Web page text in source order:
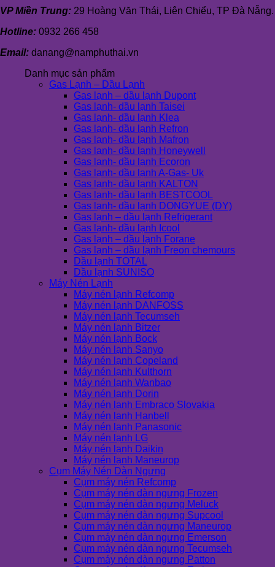
VP Miền Trung: 29 Hoàng Văn Thái, Liên Chiểu, TP Đà Nẵng.
Hotline: 0932 266 458
Email: danang@namphuthai.vn
Danh mục sản phẩm
Gas Lạnh – Dầu Lạnh
Gas lạnh – dầu lạnh Dupont
Gas lạnh- dầu lạnh Taisei
Gas lạnh- dầu lạnh Klea
Gas lạnh- dầu lạnh Refron
Gas lạnh- dầu lạnh Mafron
Gas lạnh- dầu lạnh Honeywell
Gas lạnh- dầu lạnh Ecoron
Gas lạnh- dầu lạnh A-Gas- Uk
Gas lạnh- dầu lạnh KALTON
Gas lạnh- dầu lạnh BESTCOOL
Gas lạnh- dầu lạnh DONGYUE (DY)
Gas lạnh – dầu lạnh Refrigerant
Gas lạnh- dầu lạnh Icool
Gas lạnh – dầu lạnh Forane
Gas lạnh – dầu lạnh Freon chemours
Dầu lạnh TOTAL
Dầu lạnh SUNISO
Máy Nén Lạnh
Máy nén lạnh Refcomp
Máy nén lạnh DANFOSS
Máy nén lạnh Tecumseh
Máy nén lạnh Bitzer
Máy nén lạnh Bock
Máy nén lạnh Sanyo
Máy nén lạnh Copeland
Máy nén lạnh Kulthorn
Máy nén lạnh Wanbao
Máy nén lạnh Dorin
Máy nén lạnh Embraco Slovakia
Máy nén lạnh Hanbell
Máy nén lạnh Panasonic
Máy nén lạnh LG
Máy nén lạnh Daikin
Máy nén lạnh Maneurop
Cụm Máy Nén Dàn Ngưng
Cụm máy nén Refcomp
Cụm máy nén dàn ngưng Frozen
Cụm máy nén dàn ngưng Meluck
Cụm máy nén dàn ngưng Supcool
Cụm máy nén dàn ngưng Maneurop
Cụm máy nén dàn ngưng Emerson
Cụm máy nén dàn ngưng Tecumseh
Cụm máy nén dàn ngưng Patton